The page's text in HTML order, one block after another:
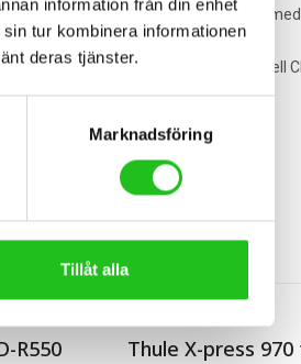
information från din enhet
tur kombinera informationen
deras tjänster.
Marknadsföring
Tillåt alla
Den kompakta profilen i kombination
bekvämt, oavsett huvudform.
stabilt på plats. Sammantaget är Bell
R550 Thule X-press